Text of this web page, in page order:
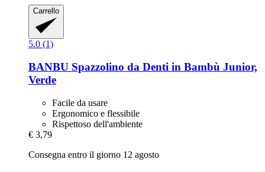
Carrello
5.0 (1)
BANBU Spazzolino da Denti in Bambù Junior,
Verde
Facile da usare
Ergonomico e flessibile
Rispettoso dell'ambiente
€ 3,79
Consegna entro il giorno 12 agosto